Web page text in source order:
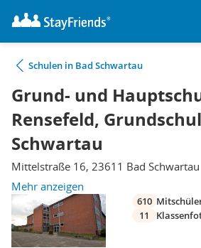
Schulen in Bad Schwartau
Grund- und
Rensefeld,
Schwartau
Mittelstraße 16, 23611 Bad Schwartau
Mehr anzeigen
610
11